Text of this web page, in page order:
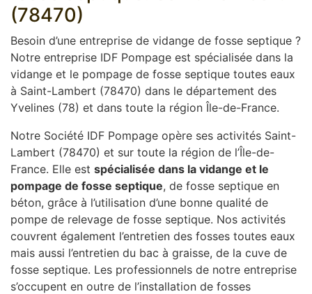
(78470)
Besoin d’une entreprise de vidange de fosse septique ?
Notre entreprise IDF Pompage est spécialisée dans la
vidange et le pompage de fosse septique toutes eaux
à Saint-Lambert (78470) dans le département des
Yvelines (78) et dans toute la région Île-de-France.
Notre Société IDF Pompage opère ses activités Saint-
Lambert (78470) et sur toute la région de l’Île-de-
France. Elle est spécialisée dans la vidange et le
pompage de fosse septique, de fosse septique en
béton, grâce à l’utilisation d’une bonne qualité de
pompe de relevage de fosse septique. Nos activités
couvrent également l’entretien des fosses toutes eaux
mais aussi l’entretien du bac à graisse, de la cuve de
fosse septique. Les professionnels de notre entreprise
s’occupent en outre de l’installation de fosses